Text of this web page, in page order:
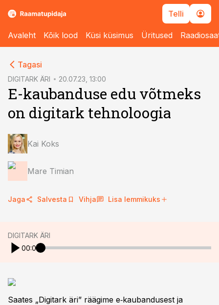
Telli
Avaleht Kõik lood Küsi küsimus Üritused
Tagasi
DIGITARK ÄRI 20.07.23, 13:00
E-kaubanduse edu võtmeks
on digitark tehnoloogia
Kai Koks
Mare Timian
Jaga Salvesta Vihja Lisa lemmikuks
DIGITARK ÄRI
00:00
Saates „Digitark äri” räägime e‑kaubandusest ja